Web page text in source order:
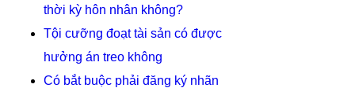
thời kỳ hôn nhân không?
Tội cưỡng đoạt tài sản có được
hưởng án treo không
Có bắt buộc phải đăng ký nhãn